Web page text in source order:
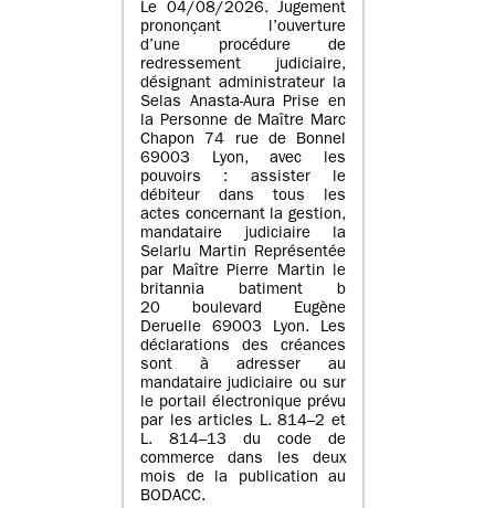
Le 04/08/2026. Jugement
prononçant l’ouverture
d’une procédure de
redressement judiciaire,
désignant administrateur la
Selas Anasta-Aura Prise en
la Personne de Maître Marc
Chapon 74 rue de Bonnel
69003 Lyon, avec les
pouvoirs : assister le
débiteur dans tous les
actes concernant la gestion,
mandataire judiciaire la
Selarlu Martin Représentée
par Maître Pierre Martin le
britannia batiment b
20 boulevard Eugène
Deruelle 69003 Lyon. Les
déclarations des créances
sont à adresser au
mandataire judiciaire ou sur
le portail électronique prévu
par les articles L. 814–2 et
L. 814–13 du code de
commerce dans les deux
mois de la publication au
BODACC.